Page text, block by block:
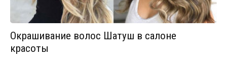
Окрашивание волос Шатуш в салоне
красоты